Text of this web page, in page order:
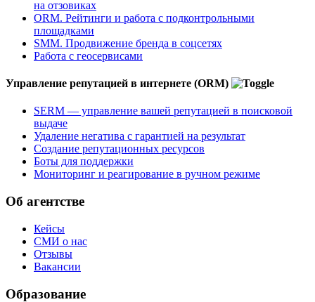
на отзовиках
ORM. Рейтинги и работа с подконтрольными
площадками
SMM. Продвижение бренда в соцсетях
Работа с геосервисами
Управление репутацией в интернете (ORM)
SERM — управление вашей репутацией в поисковой
выдаче
Удаление негатива с гарантией на результат
Создание репутационных ресурсов
Боты для поддержки
Мониторинг и реагирование в ручном режиме
Об агентстве
Кейсы
СМИ о нас
Отзывы
Вакансии
Образование